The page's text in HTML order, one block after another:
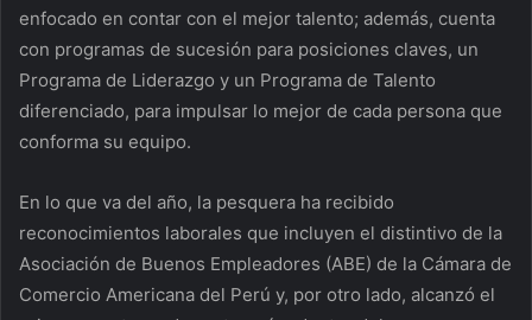
enfocado en contar con el mejor talento; además, cuenta
con programas de sucesión para posiciones claves, un
Programa de Liderazgo y un Programa de Talento
diferenciado, para impulsar lo mejor de cada persona que
conforma su equipo.
En lo que va del año, la pesquera ha recibido
reconocimientos laborales que incluyen el distintivo de la
Asociación de Buenos Empleadores (ABE) de la Cámara de
Comercio Americana del Perú y, por otro lado, alcanzó el